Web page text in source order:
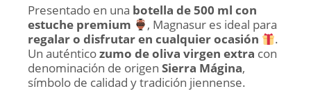
Presentado en una botella de 500 ml con
estuche premium
, Magnasur es ideal para
regalar o disfrutar en cualquier ocasión
.
Un auténticozumo de oliva virgen extra con
denominación de origen Sierra Mágina,
símbolo de calidad y tradición jiennense.